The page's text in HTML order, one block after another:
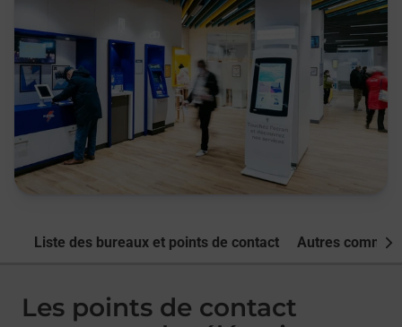
Liste des bureaux et points de contact Autres
Les points de contact